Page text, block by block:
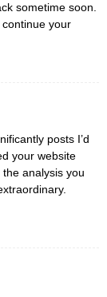
sometime soon.
your
posts I’d
your website
analysis you